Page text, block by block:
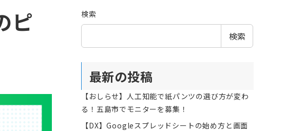
ピ
検索
検索
最新の投稿
【おしらせ】人工知能で紙パンツの選び方が変わ
る！五島市でモニターを募集！
【DX】Googleスプレッドシートの始め方と画面